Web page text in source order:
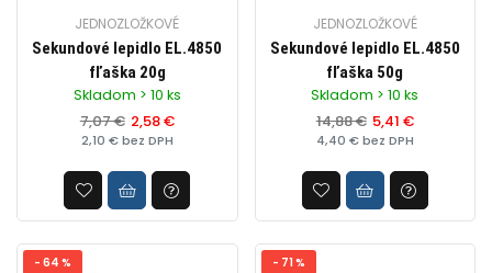
JEDNOZLOŽKOVÉ
Sekundové lepidlo EL.4850
fľaška 20g
Skladom > 10 ks
7,07 € 2,58 €
2,10 € bez DPH
JEDNOZLOŽKOVÉ
Sekundové lepidlo EL.4850
fľaška 50g
Skladom > 10 ks
14,88 € 5,41 €
4,40 € bez DPH
- 64 % - 71 %